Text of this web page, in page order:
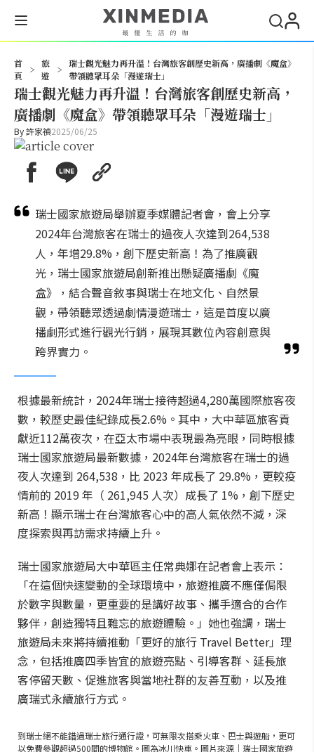
首
頁
>
旅
遊
>
瑞士觀光魅力再升溫！台灣旅客創歷史新高，廣播劇《魔盒》
帶領聽眾耳朵「漫遊瑞士」
瑞士觀光魅力再升溫！台灣旅客創歷史新高，
廣播劇《魔盒》帶領聽眾耳朵「漫遊瑞士」
By許家禎2025/06/25
瑞士國家旅遊局舉辦夏季媒體記者會，會上分享
2024年台灣旅客在瑞士的過夜人次達到264,538
人，年增29.8%，創下歷史新高！為了推廣觀
光，瑞士國家旅遊局創新推出懸疑廣播劇《魔
盒》，結合聲音敘事與瑞士在地文化、自然景
觀，帶領聽眾透過劇情漫遊瑞士，這是首度以廣
播劇形式進行觀光行銷，展現其數位內容創意與
跨界實力。
根據最新統計，2024年瑞士接待超過4,280萬國際旅客夜
數，較歷史最佳紀錄成長2.6%。其中，大中華區旅客貢
獻近112萬夜次，在亞太市場中表現最為亮眼，同時根據
瑞士國家旅遊局最新數據，2024年台灣旅客在瑞士的過
夜人次達到 264,538，比 2023 年成長了 29.8%，更較疫
情前的 2019 年（ 261,945 人次）成長了 1%，創下歷史
新高！顯示瑞士在台灣旅客心中的高人氣依然不減，深
度探索與再訪需求持續上升。
瑞士國家旅遊局大中華區主任常典娜在記者會上表示：
「在這個快速變動的全球環境中，旅遊推廣不應僅侷限
於數字與數量，更重要的是講好故事、攜手適合的合作
夥伴，創造獨特且難忘的旅遊體驗。」她也強調，瑞士
旅遊局未來將持續推動「更好的旅行 Travel Better」理
念，包括推廣四季皆宜的旅遊亮點、引導客群、延長旅
客停留天數、促進旅客與當地社群的友善互動，以及推
廣瑞式永續旅行方式。
到瑞士絕不能錯過瑞士旅行通行證，可無限次搭乘火車、巴士與遊船，更可
以免費參觀超過500間的博物館。圖為冰川快車。圖片來源｜瑞士國家旅遊